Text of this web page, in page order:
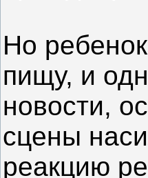
Но
пищу, и
новости,
сцены
реакцию